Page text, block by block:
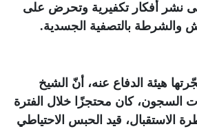
نشر أفكار تكفيرية وتحرض على
والشرطة بالتصفية الجسدية.
هيئة الدفاع عنه، أنّ الشيخ
كان محتجزًا خلال الفترة
الاستقبال، قيد الحبس الاحتياطي